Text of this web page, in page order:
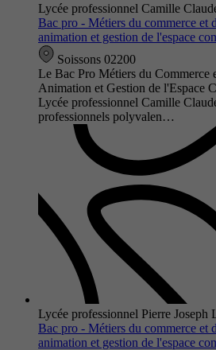
Lycée professionnel Camille
Bac pro - Métiers du commerce et
animation et gestion de l'espace
Soissons 02200
Le Bac Pro Métiers du Commerce
Animation et Gestion de l'Espace
Lycée professionnel Camille
professionnels polyvalen…
Lycée professionnel Pierre Joseph
Bac pro - Métiers du commerce et
animation et gestion de l'espace